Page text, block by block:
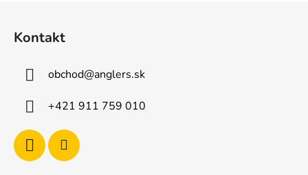
Kontakt
obchod@anglers.sk
+421 911 759 010